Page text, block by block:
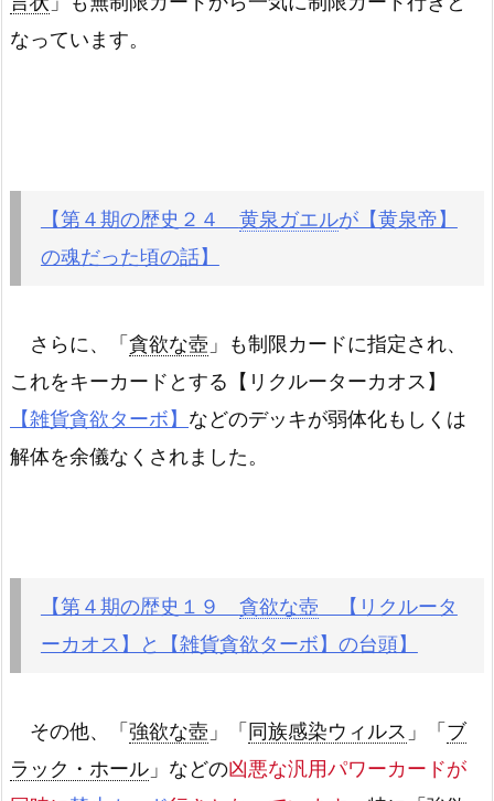
なっています。
【第４期の歴史２４ 黄泉ガエルが【黄泉帝】
の魂だった頃の話】
さらに、「 貪欲な壺 」も制限カードに指定され、
これをキーカードとする【リクルーターカオス】
【雑貨貪欲ターボ】 などのデッキが弱体化もしくは
解体を余儀なくされました。
【第４期の歴史１９ 貪欲な壺 【リクルータ
ーカオス】と【雑貨貪欲ターボ】の台頭】
その他、「 強欲な壺 」「 同族感染ウィルス 」「 ブ
ラック・ホール 」などの凶悪な汎用パワーカードが